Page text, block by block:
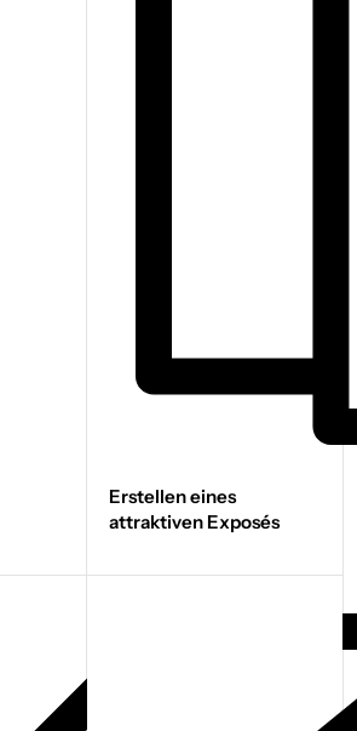
Erstellen eines
attraktiven Exposés